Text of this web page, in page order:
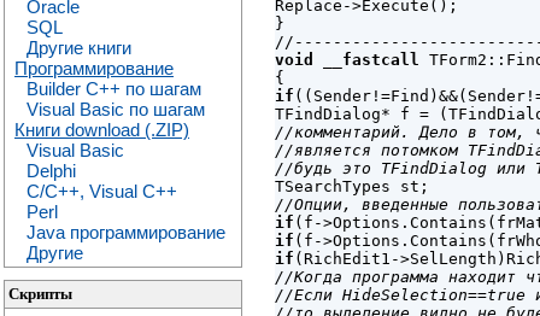
Oracle
SQL
Другие книги
Программирование
Builder C++ по шагам
Visual Basic по шагам
Книги download (.ZIP)
Visual Basic
Delphi
C/C++, Visual C++
Perl
Java программирование
Другие
Скрипты
Replace->Execute();
}
void __fastcall
if
//комментарий. Дело в том,
//является потомком
//будь это TFindDialog или
//Опции, введенные
if
if
if
//Когда программа находит
//Если HideSelection==true